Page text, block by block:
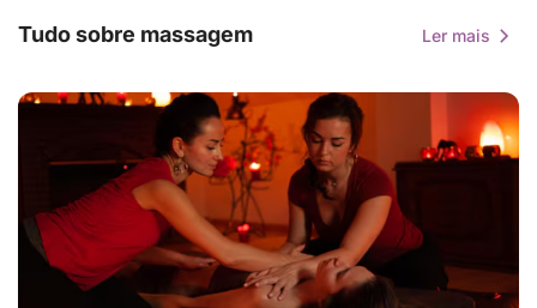
Tudo sobre massagem Ler mais